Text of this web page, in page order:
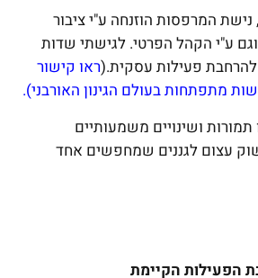
נישת המרפסות הוזנחה ע"י ציבור
ע"י הקהל הפרטי. לגישתי שדות
להרחבת פעילות עסקית.(ראו קישור
מתפתחות בעולם הגינון האורבני).
ושינויים משמעותיים
עצום לגננים שמחפשים אחד
הפעילות הקיימת